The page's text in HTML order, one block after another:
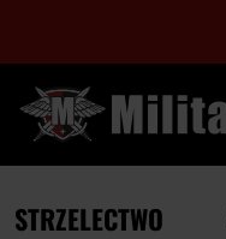
STRZELECTWO